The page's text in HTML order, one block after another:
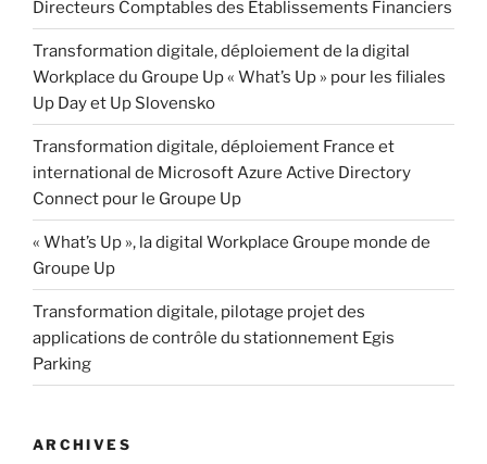
Directeurs Comptables des Établissements Financiers
Transformation digitale, déploiement de la digital
Workplace du Groupe Up « What’s Up » pour les filiales
Up Day et Up Slovensko
Transformation digitale, déploiement France et
international de Microsoft Azure Active Directory
Connect pour le Groupe Up
« What’s Up », la digital Workplace Groupe monde de
Groupe Up
Transformation digitale, pilotage projet des
applications de contrôle du stationnement Egis
Parking
ARCHIVES